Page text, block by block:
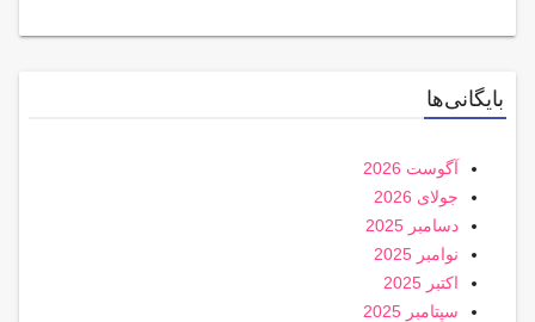
بایگانی‌ها
آگوست 2026
جولای 2026
دسامبر 2025
نوامبر 2025
اکتبر 2025
سپتامبر 2025